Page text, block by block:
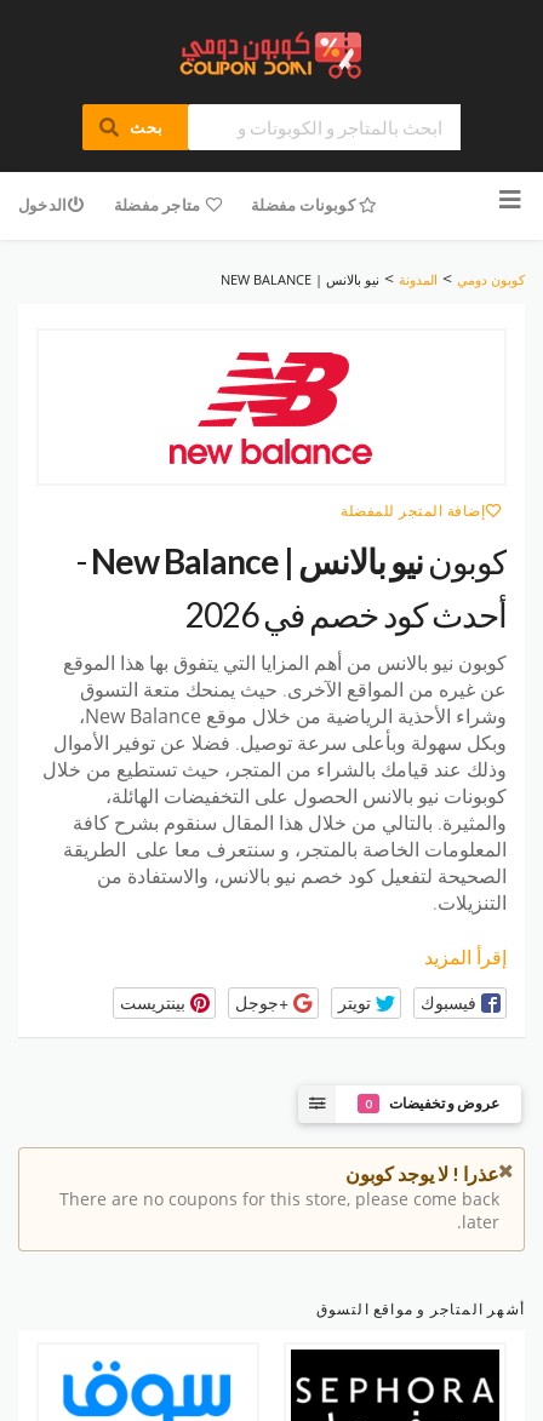
بحث
للمحتوى
كوبونات مفضلة متاجر مفضلة الدخول
كوبون دومي > المدونة > نيو بالانس | NEW BALANCE
إضافة المتجر للمفضلة
كوبوننيو بالانس | New Balance
-
أحدث كود خصم في 2026
كوبون نيو بالانس من أهم المزايا التي يتفوق بها هذا الموقع
عن غيره من المواقع الآخرى. حيث يمنحك متعة التسوق
وشراء الأحذية الرياضية من خلال موقع
،
وبكل سهولة وبأعلى سرعة توصيل. فضلا عن توفير الأموال
وذلك عند قيامك بالشراء من المتجر، حيث تستطيع من خلال
كوبونات نيو بالانس الحصول على التخفيضات الهائلة،
والمثيرة. بالتالي من خلال هذا المقال سنقوم بشرح كافة
المعلومات الخاصة بالمتجر، و سنتعرف معا على الطريقة
الصحيحة لتفعيل كود خصم نيو بالانس، والاستفادة من
التنزيلات.
إقرأ المزيد
فيسبوك تويتر +جوجل بينتريست
عروض و تخفيضات 0
عذرا ! لا يوجد كوبون
There are no coupons for this store, please come back
later.
أشهر المتاجر و مواقع التسوق